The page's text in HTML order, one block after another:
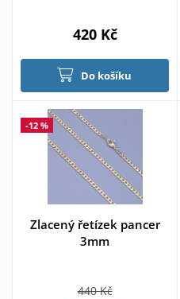
420 Kč
Do košíku
-12 %
Zlacený řetízek pancer
3mm
440 Kč